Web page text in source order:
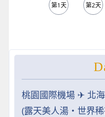
第1天 第2天
桃園國際機場 ✈︎ 北
(露天美人湯‧世界